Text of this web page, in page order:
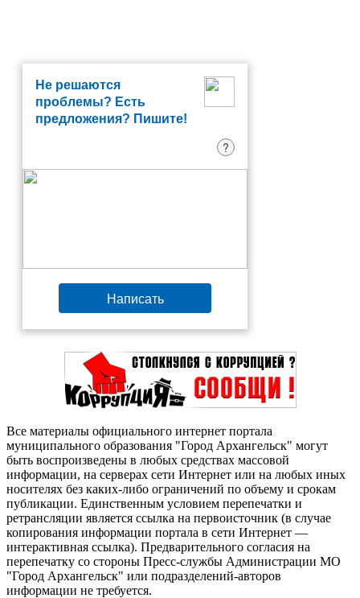
Не решаются
проблемы? Есть
предложения? Пишите!
?
Написать
Все материалы официального интернет портала
муниципального образования "Город Архангельск" могут
быть воспроизведены в любых средствах массовой
информации, на серверах сети Интернет или на любых иных
носителях без каких-либо ограничений по объему и срокам
публикации. Единственным условием перепечатки и
ретрансляции является ссылка на первоисточник (в случае
копирования информации портала в сети Интернет —
интерактивная ссылка). Предварительного согласия на
перепечатку со стороны Пресс-службы Администрации МО
"Город Архангельск" или подразделений-авторов
информации не требуется.